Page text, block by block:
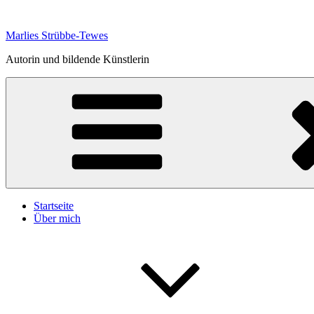
springen
Marlies Strübbe-Tewes
Autorin und bildende Künstlerin
Startseite
Über mich